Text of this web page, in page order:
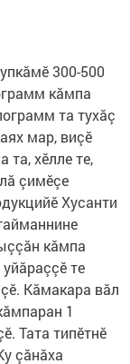
300-500
кăмпа
та тухăç
мар, виçӗ
та, хӗлле те,
çимӗçе
Хусанти
кăмпа
уйăраççӗ те
Кăмакара вăл
1
Тата типӗтнӗ
çăнăха